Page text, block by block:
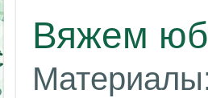
Вяжем